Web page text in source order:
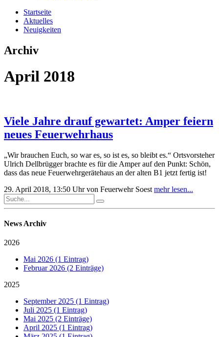
Startseite
Aktuelles
Neuigkeiten
Archiv
April 2018
Viele Jahre drauf gewartet: Amper feiern
neues Feuerwehrhaus
„Wir brauchen Euch, so war es, so ist es, so bleibt es.“ Ortsvorsteher
Ulrich Dellbrügger brachte es für die Amper auf den Punkt: Schön,
dass das neue Feuerwehrgerätehaus an der alten B1 jetzt fertig ist!
29. April 2018, 13:50 Uhr von Feuerwehr Soest mehr lesen...
News Archiv
2026
Mai 2026 (1 Eintrag)
Februar 2026 (2 Einträge)
2025
September 2025 (1 Eintrag)
Juli 2025 (1 Eintrag)
Mai 2025 (2 Einträge)
April 2025 (1 Eintrag)